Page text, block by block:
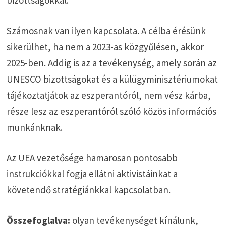
Számosnak van ilyen kapcsolata. A célba érésünk
sikerülhet, ha nem a 2023-as közgyűlésen, akkor
2025-ben. Addig is az a tevékenység, amely során az
UNESCO bizottságokat és a külügyminisztériumokat
tájékoztatjátok az eszperantóról, nem vész kárba,
része lesz az eszperantóról szóló közös információs
munkánknak.
Az UEA vezetősége hamarosan pontosabb
instrukciókkal fogja ellátni aktivistáinkat a
követendő stratégiánkkal kapcsolatban.
Összefoglalva: olyan tevékenységet kínálunk,